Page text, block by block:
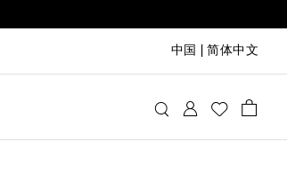
中国 简体中文